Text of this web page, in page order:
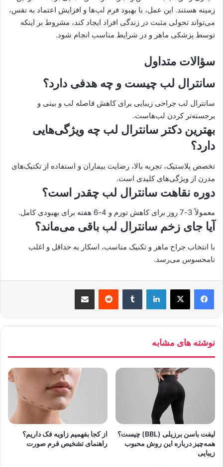
زمینه هستند. این عمل، با بهبود فرم لب‌ها و افزایش اعتماد به نفس،
می‌تواند تحولی مثبت در زندگی افراد ایجاد کند، مشروط بر اینکه
توسط پزشکی ماهر و در شرایط مناسب انجام شود.
سؤالات متداول
سانترال لب چیست و چه هدفی دارد؟
سانترال لب جراحی زیبایی برای کاهش فاصله لب و بینی و
برجسته‌تر کردن لب‌هاست.
بهترین دکتر سانترال لب چه ویژگی‌هایی
دارد؟
تخصص پلاستیک، تجربه بالا، رضایت بیماران و استفاده از تکنیک‌های
مدرن از ویژگی‌های کلیدی است.
دوره نقاهت سانترال لب چقدر است؟
معمولاً 3-7 روز برای کاهش تورم و 4-6 هفته برای بهبودی کامل.
آیا جای زخم سانترال لب باقی می‌ماند؟
با انتخاب جراح ماهر و تکنیک مناسب، اسکار به حداقل و اغلب
نامحسوس می‌رسد.
لینکدین ‫تامبلر ‫رددیت اشتراک گذاری از طریق ایمیل
نوشته های مشابه
لیفت باسن برزیلی (BBL) چیست؟
همه‌چیز درباره این روش محبوب
زیبایی
از کجا بفهمیم زاویه فک داریم؟
راهنمای تشخیص فرم صورت